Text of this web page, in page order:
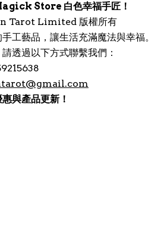
Store 白色幸福手匠！
Tarot Limited 版權所有
工藝品，讓生活充滿魔法與幸福。
透過以下方式聯繫我們：
與產品更新！